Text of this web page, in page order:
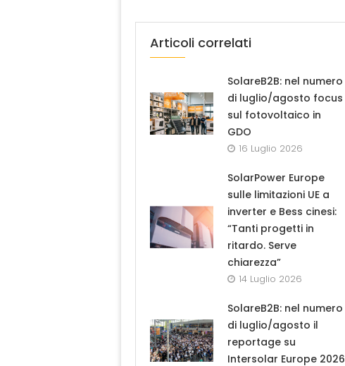
Articoli correlati
SolareB2B: nel numero
di luglio/agosto focus
sul fotovoltaico in
GDO
16 Luglio 2026
SolarPower Europe
sulle limitazioni UE a
inverter e Bess cinesi:
“Tanti progetti in
ritardo. Serve
chiarezza”
14 Luglio 2026
SolareB2B: nel numero
di luglio/agosto il
reportage su
Intersolar Europe 2026